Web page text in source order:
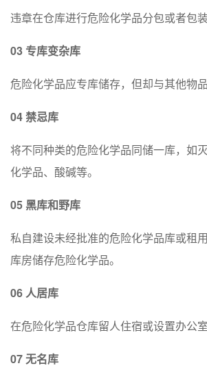
违章在仓库进行危险化学品分包或者包装
03 专库变杂库
危险化学品应专库储存，但却与其他物品
04禁忌库
将不同种类的危险化学品同储一库，如
化学品、酸碱等。
05 黑库和野库
私自建设未经批准的危险化学品库或租
库房储存危险化学品。
06人居库
在危险化学品仓库留人住宿或设置办公室
07无名库